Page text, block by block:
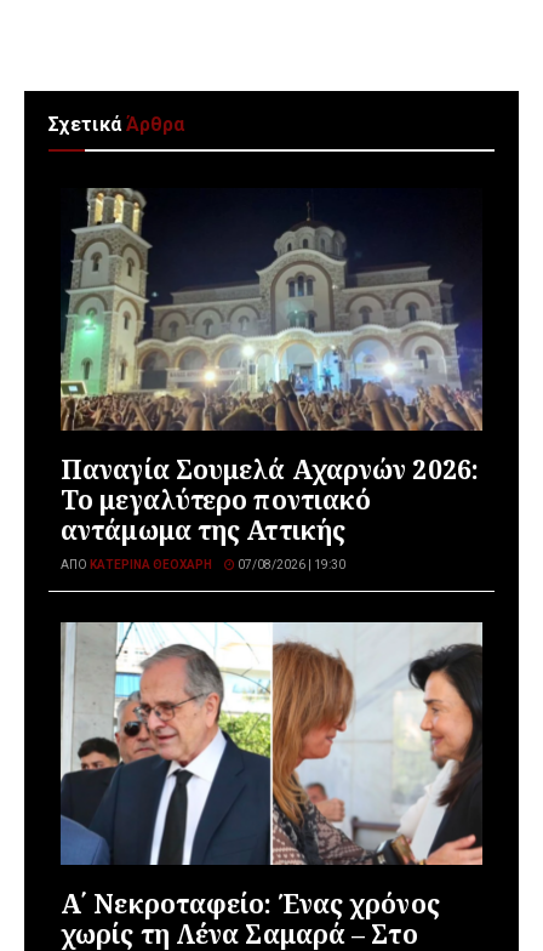
ΣχετικάΆρθρα
Παναγία Σουμελά Αχαρνών 2026:
Το μεγαλύτερο ποντιακό
αντάμωμα της Αττικής
ΑΠΌ ΚΑΤΕΡΊΝΑ ΘΕΟΧΆΡΗ 07/08/2026 | 19:30
Α΄ Νεκροταφείο: Ένας χρόνος
χωρίς τη Λένα Σαμαρά – Στο